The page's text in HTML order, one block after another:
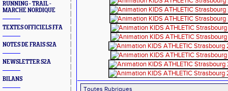
RUNNING - TRAIL -
MARCHE NORDIQUE
TEXTES OFFICIELS FFA
NOTES DE FRAIS S2A
NEWSLETTER S2A
BILANS